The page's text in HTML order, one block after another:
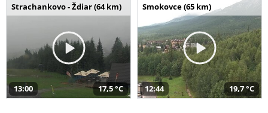
Strachankovo - Ždiar (64 km)
13:00 17,5 °C
Smokovce (65 km)
12:44 19,7 °C